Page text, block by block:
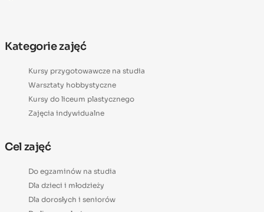
Kategorie zajęć
Kursy przygotowawcze na studia
Warsztaty hobbystyczne
Kursy do liceum plastycznego
Zajęcia indywidualne
Cel zajęć
Do egzaminów na studia
Dla dzieci i młodzieży
Dla dorosłych i seniorów